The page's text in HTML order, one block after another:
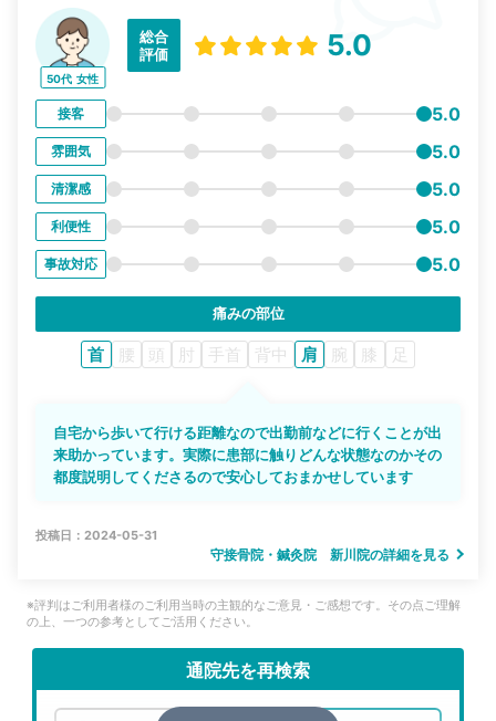
50代 女性
総合
評価
5.0
接客 5.0
雰囲気 5.0
清潔感 5.0
利便性 5.0
事故対応 5.0
痛みの部位
首 腰 頭 肘 手首 背中 肩 腕 膝 足
自宅から歩いて行ける距離なので出勤前などに行くことが出
来助かっています。実際に患部に触りどんな状態なのかその
都度説明してくださるので安心しておまかせしています
投稿日：2024-05-31
守接骨院・鍼灸院 新川院の詳細を見る
※評判はご利用者様のご利用当時の主観的なご意見・ご感想です。その点ご理解
の上、一つの参考としてご活用ください。
通院先を再検索